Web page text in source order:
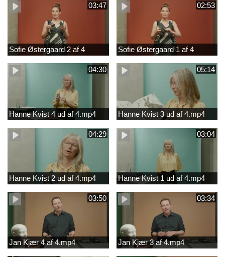
03:47
Sofie Østergaard 2 af 4
02:53
Sofie Østergaard 1 af 4
04:30
Hanne Kvist 4 ud af 4.mp4
05:14
Hanne Kvist 3 ud af 4.mp4
04:29
Hanne Kvist 2 ud af 4.mp4
03:04
Hanne Kvist 1 ud af 4.mp4
03:50
Jan Kjær 4 af 4.mp4
03:34
Jan Kjær 3 af 4.mp4